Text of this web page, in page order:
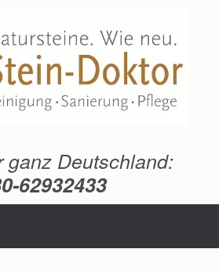
ganz Deutschland:
62932433